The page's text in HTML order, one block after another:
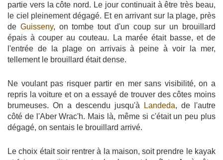
partie vers la côte nord. Le jour continuait à être très beau,
le ciel pleinement dégagé. Et en arrivant sur la plage, près
de Guisseny, on tombe tout d'un coup sur un brouillard
épais à couper au couteau. La marée était basse, et de
l'entrée de la plage on arrivais à peine à voir la mer,
tellement le brouillard était dense.
Ne voulant pas risquer partir en mer sans visibilité, on a
repris la voiture et on a essayé de trouver des côtes moins
brumeuses. On a descendu jusqu'à
Landeda, de l'autre
côté de l'Aber Wrac'h. Mais là, même si c'était un peu plus
dégagé, on sentais le brouillard arrivé.
Le choix était soir rentrer à la maison, soit prendre le kayak